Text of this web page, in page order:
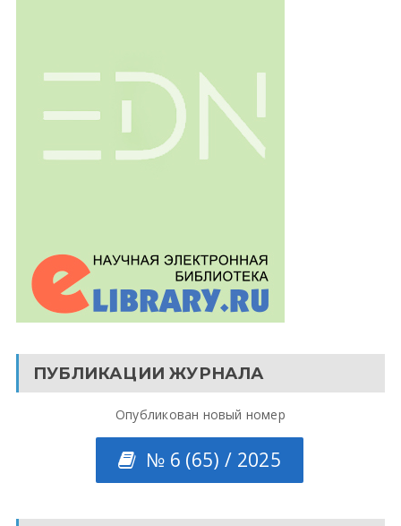
ПУБЛИКАЦИИ ЖУРНАЛА
Опубликован новый номер
№ 6 (65) / 2025